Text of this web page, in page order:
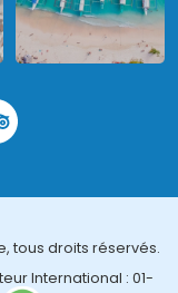
tous droits réservés.
International : 01-